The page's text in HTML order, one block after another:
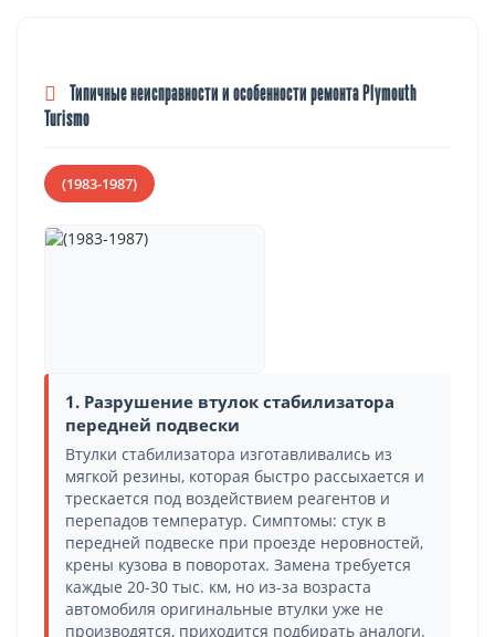
Типичные неисправности и особенности ремонта Plymouth
Turismo
(1983-1987)
1. Разрушение втулок стабилизатора
передней подвески
Втулки стабилизатора изготавливались из
мягкой резины, которая быстро рассыхается и
трескается под воздействием реагентов и
перепадов температур. Симптомы: стук в
передней подвеске при проезде неровностей,
крены кузова в поворотах. Замена требуется
каждые 20-30 тыс. км, но из-за возраста
автомобиля оригинальные втулки уже не
производятся, приходится подбирать аналоги.